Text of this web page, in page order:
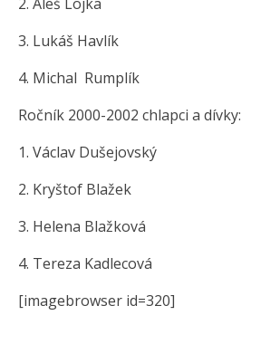
3. Lukáš Havlík
4. Michal Rumplík
Ročník 2000-2002 chlapci a dívky:
1. Václav Dušejovský
2. Kryštof Blažek
3. Helena Blažková
4. Tereza Kadlecová
[imagebrowser id=320]